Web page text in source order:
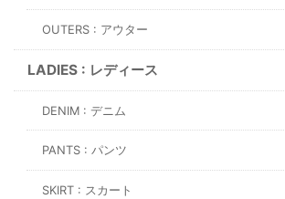
OUTERS : アウター
LADIES : レディース
DENIM : デニム
PANTS : パンツ
SKIRT : スカート